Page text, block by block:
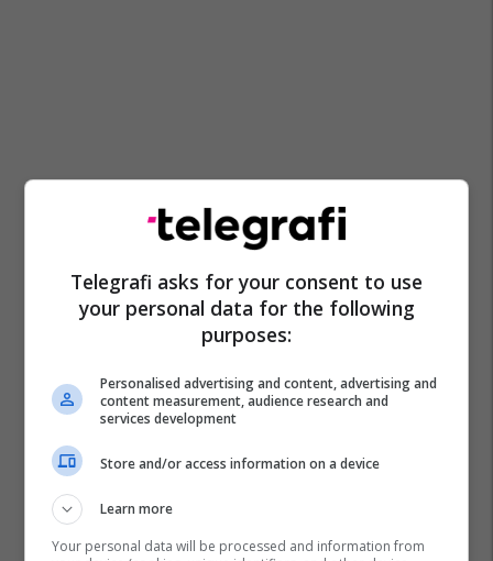
Pançe Toshkovski
Telegrafi asks for your consent to use
your personal data for the following
purposes:
Personalised advertising and content, advertising and
content measurement, audience research and
services development
Store and/or access information on a device
Learn more
Your personal data will be processed and information from